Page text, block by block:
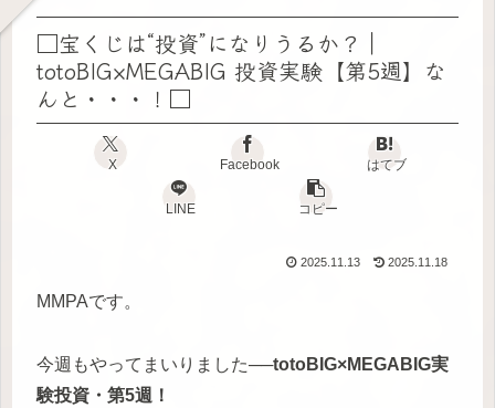
□宝くじは“投資”になりうるか？｜
totoBIG×MEGABIG 投資実験【第5週】な
んと・・・！□
X Facebook はてブ
LINE コピー
2025.11.13 2025.11.18
MMPAです。
今週もやってまいりました──totoBIG×MEGABIG実
験投資・第5週！